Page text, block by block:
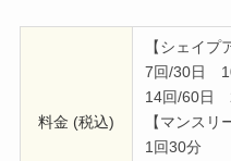
料金 (税込)
【シェイプ
7回/30日
14回/60日
【マンスリ
1回30分